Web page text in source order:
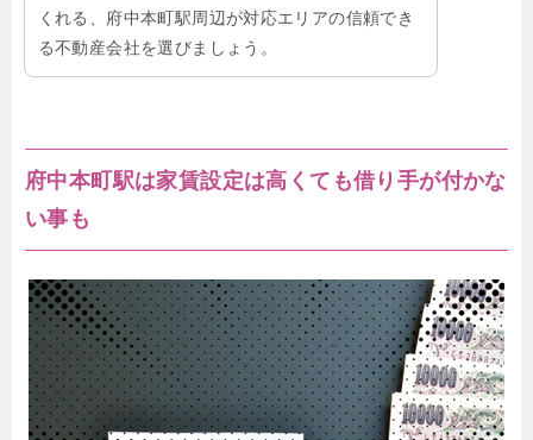
くれる、府中本町駅周辺が対応エリアの信頼でき
る不動産会社を選びましょう。
府中本町駅は家賃設定は高くても借り手が付かな
い事も